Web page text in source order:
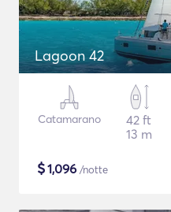
Lagoon 42
Catamarano
42 ft
13 m
$1,096 /notte